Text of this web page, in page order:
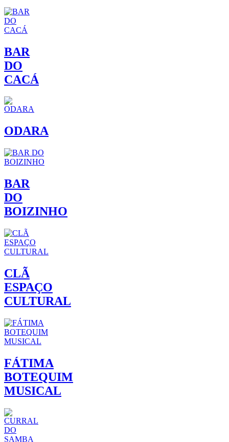
BAR
DO
CACÁ
ODARA
BAR
DO
BOIZINHO
CLÃ
ESPAÇO
CULTURAL
FÁTIMA
BOTEQUIM
MUSICAL